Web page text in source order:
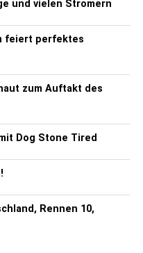
und vielen Stromern
feiert perfektes
zum Auftakt des
Dog Stone Tired
Rennen 10,